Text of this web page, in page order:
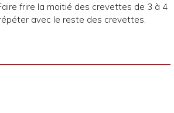
frire la moitié des crevettes de 3 à 4
avec le reste des crevettes.